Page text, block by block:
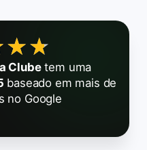
Clubetem uma
baseado em mais de
no Google